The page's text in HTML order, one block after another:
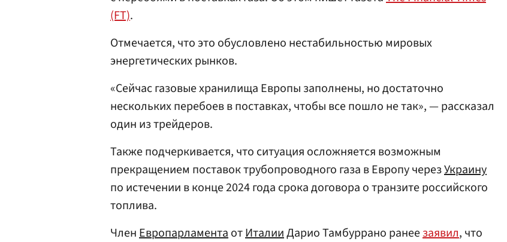
(FT).
Отмечается, что это обусловлено нестабильностью мировых
энергетических рынков.
«Сейчас газовые хранилища Европы заполнены, но достаточно
нескольких перебоев в поставках, чтобы все пошло не так», — рассказал
один из трейдеров.
Также подчеркивается, что ситуация осложняется возможным
прекращением поставок трубопроводного газа в Европу черезУкраину
по истечении в конце 2024 года срока договора о транзите российского
топлива.
ЧленЕвропарламентаотИталииДарио Тамбуррано ранеезаявил, что